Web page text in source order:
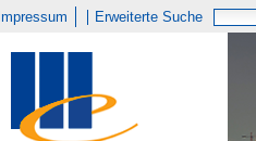
Impressum Erweiterte Suche